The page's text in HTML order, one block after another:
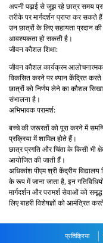
अपनी पढ़ाई से जूझ रहे छात्र समय
तरीके पर मार्गदर्शन प्राप्त कर सकते
उन छात्रों के लिए सहायता प्रदान की
आवश्यकता हो सकती है।
जीवन कौशल शिक्षा:
जीवन कौशल कार्यक्रम
विकसित करने पर ध्यान केंद्रित करते
छात्रों को निर्णय लेने का कौशल
संभालना है।
अभिभावक परामर्श:
बच्चे की जरूरतों को पूरा करने में
प्रक्रिया में शामिल होते हैं।
छात्र प्रगति और चिंता के किसी भी
आयोजित की जाती हैं।
अधिकांश पीएम श्री केंद्रीय विद्यालय
के रूप में जाना जाता है, इन
मार्गदर्शन और परामर्श सेवाओं को
लिए बाहरी विशेषज्ञों को आमंत्रित
प्रतिक्रिया